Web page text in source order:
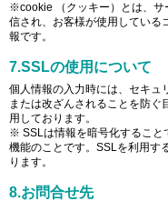
※cookie （クッキー）とは、サ
信され、お客様が使用している
報です。
7.SSLの使用について
個人情報の入力時には、セキュ
または改ざんされることを防
用しております。
※ SSLは情報を暗号化すること
機能のことです。SSLを利用す
ります。
8.お問合せ先